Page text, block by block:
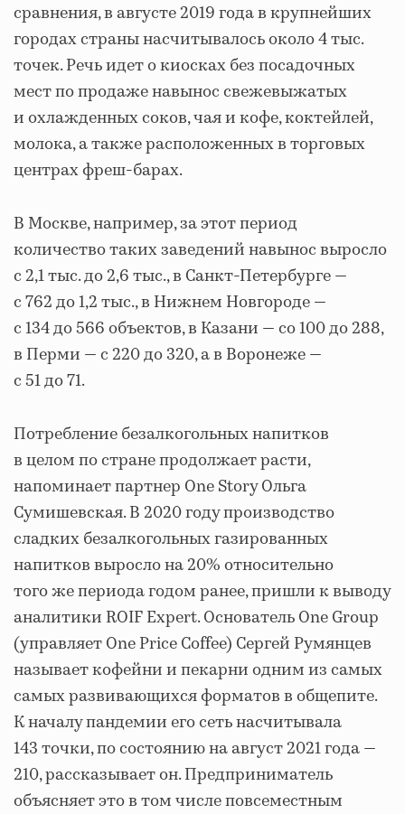
сравнения, в августе 2019 года в крупнейших
городах страны насчитывалось около 4 тыс.
точек. Речь идет о киосках без посадочных
мест по продаже навынос свежевыжатых
и охлажденных соков, чая и кофе, коктейлей,
молока, а также расположенных в торговых
центрах фреш-барах.
В Москве, например, за этот период
количество таких заведений навынос выросло
с 2,1 тыс. до 2,6 тыс., в Санкт-Петербурге —
с 762 до 1,2 тыс., в Нижнем Новгороде —
с 134 до 566 объектов, в Казани — со 100 до 288,
в Перми — с 220 до 320, а в Воронеже —
с 51 до 71.
Потребление безалкогольных напитков
в целом по стране продолжает расти,
напоминает партнер One Story Ольга
Сумишевская. В 2020 году производство
сладких безалкогольных газированных
напитков выросло на 20% относительно
того же периода годом ранее, пришли к выводу
аналитики ROIF Expert. Основатель One Group
(управляет One Price Coffee) Сергей Румянцев
называет кофейни и пекарни одним из самых
самых развивающихся форматов в общепите.
К началу пандемии его сеть насчитывала
143 точки, по состоянию на август 2021 года —
210, рассказывает он. Предприниматель
объясняет это в том числе повсеместным